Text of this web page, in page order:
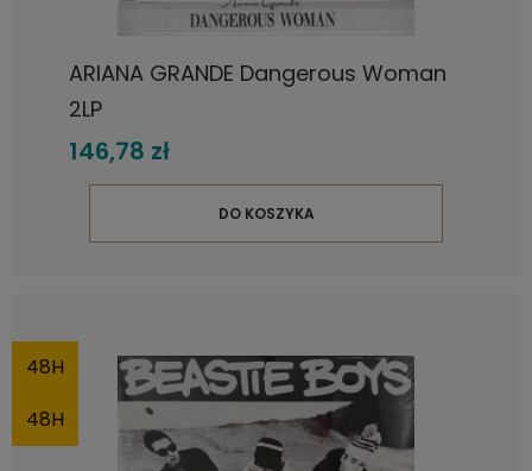
ARIANA GRANDE Dangerous Woman
2LP
146,78 zł
DO KOSZYKA
48H
48H